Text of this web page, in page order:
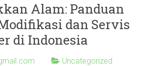
Alam: Panduan
dan Servis
di Indonesia
Uncategorized